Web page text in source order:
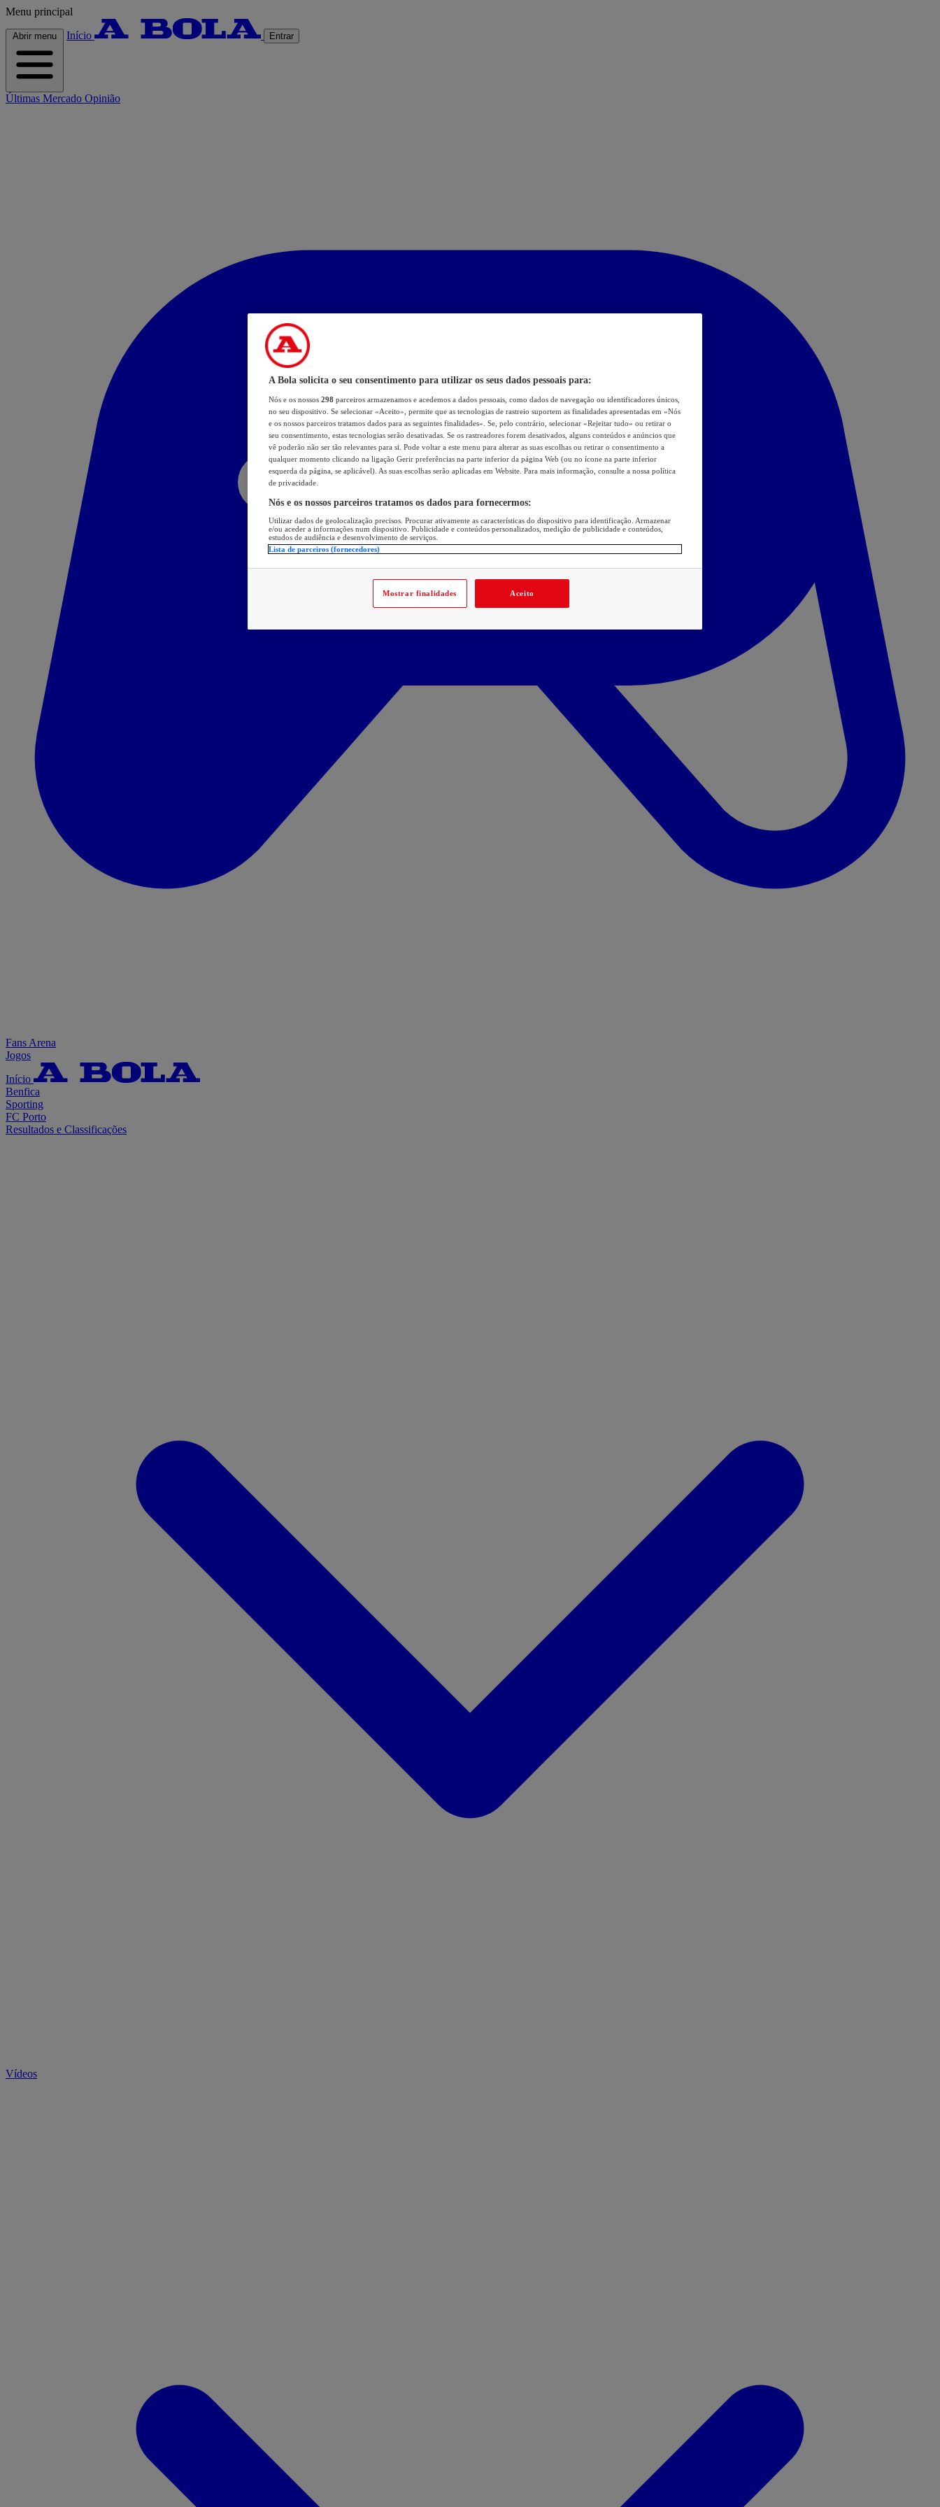
Menu principal
Abrir menu Início Entrar
Últimas Mercado Opinião
Fans Arena
Jogos
Início
Benfica
Sporting
FC Porto
Resultados e Classificações
Vídeos
A Bola solicita o seu consentimento para utilizar os seus dados pessoais para:
Nós e os nossos 298 parceiros armazenamos e acedemos a dados pessoais, como dados de navegação ou identificadores únicos,
no seu dispositivo. Se selecionar «Aceito», permite que as tecnologias de rastreio suportem as finalidades apresentadas em «Nós
e os nossos parceiros tratamos dados para as seguintes finalidades». Se, pelo contrário, selecionar «Rejeitar tudo» ou retirar o
seu consentimento, estas tecnologias serão desativadas. Se os rastreadores forem desativados, alguns conteúdos e anúncios que
vê poderão não ser tão relevantes para si. Pode voltar a este menu para alterar as suas escolhas ou retirar o consentimento a
qualquer momento clicando na ligação Gerir preferências na parte inferior da página Web (ou no ícone na parte inferior
esquerda da página, se aplicável). As suas escolhas serão aplicadas em Website. Para mais informação, consulte a nossa política
de privacidade.
Nós e os nossos parceiros tratamos os dados para fornecermos:
Utilizar dados de geolocalização precisos. Procurar ativamente as características do dispositivo para identificação. Armazenar
e/ou aceder a informações num dispositivo. Publicidade e conteúdos personalizados, medição de publicidade e conteúdos,
estudos de audiência e desenvolvimento de serviços.
Lista de parceiros (fornecedores)
Mostrar finalidades Aceito